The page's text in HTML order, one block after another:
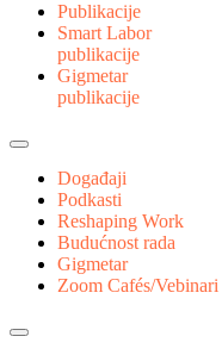
Publikacije
Smart Labor
publikacije
Gigmetar
publikacije
Događaji
Podkasti
Reshaping Work
Budućnost rada
Gigmetar
Zoom Cafés/Vebinari